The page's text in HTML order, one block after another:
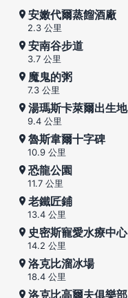
安嫩代爾蒸餾酒廠
2.3 公里
安南谷步道
3.7 公里
魔鬼的粥
7.3 公里
湯瑪斯卡萊爾出生地
9.4 公里
魯斯韋爾十字碑
10.9 公里
恐龍公園
11.7 公里
老鐵匠鋪
13.4 公里
史密斯寵愛水療中心
14.2 公里
洛克比溜冰場
18.4 公里
洛克比高爾夫俱樂部